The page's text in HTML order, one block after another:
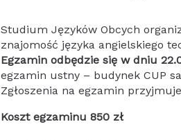
Studium Języków Obcych
znajomość języka angielskiego
Egzamin odbędzie się w dniu
egzamin ustny – budynek CUP
Zgłoszenia na egzamin
Koszt egzaminu 850 zł